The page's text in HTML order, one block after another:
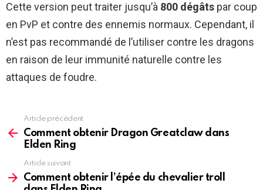
Cette version peut traiter jusqu’à 800 dégâts par coup
en PvP et contre des ennemis normaux. Cependant, il
n’est pas recommandé de l’utiliser contre les dragons
en raison de leur immunité naturelle contre les
attaques de foudre.
more
Article précédent
Comment obtenir Dragon Greatclaw dans
Elden Ring
Article suivant
Comment obtenir l’épée du chevalier troll